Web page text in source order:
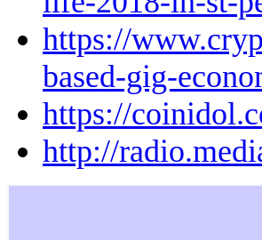
https://
based-gig-
https://
http://